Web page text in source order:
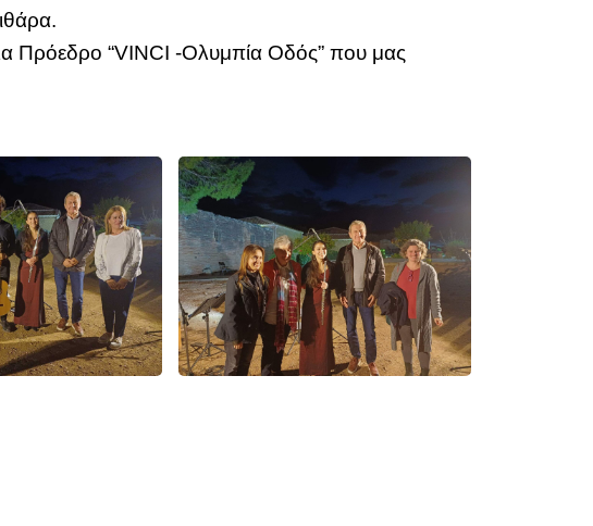
Πρόεδρο “VINCI -Ολυμπία Οδός” που μας